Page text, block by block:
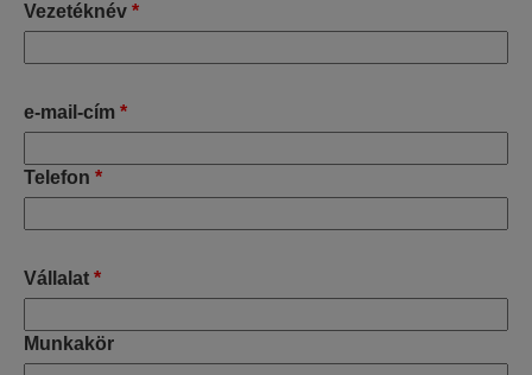
Vezetéknév *
e-mail-cím *
Telefon *
Vállalat *
Munkakör